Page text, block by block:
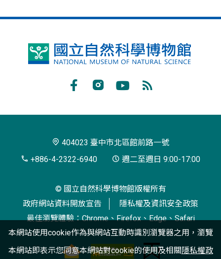
國
博
閱
404023 臺中市北區館前路一號
+886-4-2322-6940
週二至週日 9:00-17:00
© 國立自然科學博物館版權所有
政府網站資料開放宣告
隱私權及資訊安全政策
最佳瀏覽體驗：Chrome、Firefox、Edge、Safari
本網站使用cookie作為與網站互動時識別瀏覽器之用，瀏覽
本網站即表示您同意本網站對cookie的使用及相關隱私權政